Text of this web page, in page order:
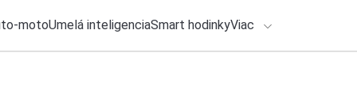
motoUmelá inteligenciaSmart hodinkyViac